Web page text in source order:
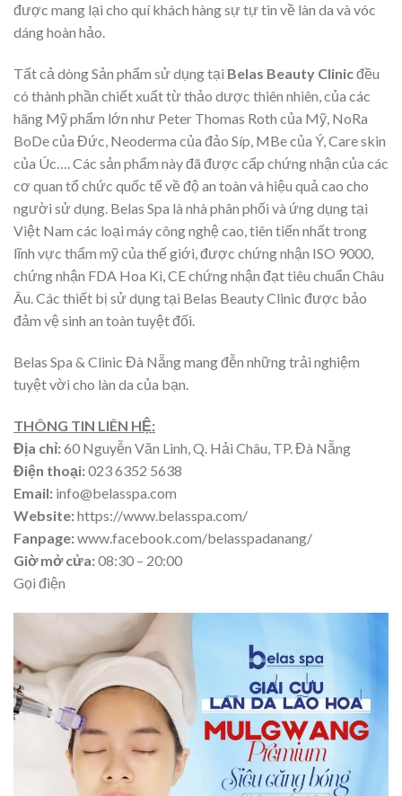
được mang lại cho quí khách hàng sự tự tin về làn da và vóc
dáng hoàn hảo.
Tất cả dòng Sản phẩm sử dụng tại Belas Beauty Clinicđều
có thành phần chiết xuất từ thảo dược thiên nhiên, của các
hãng Mỹ phẩm lớn như Peter Thomas Roth của Mỹ, NoRa
BoDe của Đức, Neoderma của đảo Síp, MBe của Ý, Care skin
của Úc…. Các sản phẩm này đã được cấp chứng nhận của các
cơ quan tổ chức quốc tế về độ an toàn và hiệu quả cao cho
người sử dụng. Belas Spa là nhà phân phối và ứng dụng tại
Việt Nam các loại máy công nghệ cao, tiên tiến nhất trong
lĩnh vực thẩm mỹ của thế giới, được chứng nhận ISO 9000,
chứng nhận FDA Hoa Kì, CE chứng nhận đạt tiêu chuẩn Châu
Âu. Các thiết bị sử dụng tại Belas Beauty Clinic được bảo
đảm vệ sinh an toàn tuyệt đối.
Belas Spa & Clinic Đà Nẵng mang đễn những trải nghiệm
tuyệt vời cho làn da của bạn.
THÔNG TIN LIÊN HỆ:
Địa chỉ:60 Nguyễn Văn Linh, Q. Hải Châu, TP. Đà Nẵng
Điện thoại:023 6352 5638
Email: info@belasspa.com
Website:https://www.belasspa.com/
Fanpage:www.facebook.com/belasspadanang/
Giờ mở cửa:08:30 – 20:00
Gọi điện